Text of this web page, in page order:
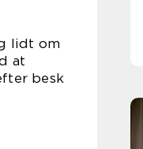
lidt om
at
besk